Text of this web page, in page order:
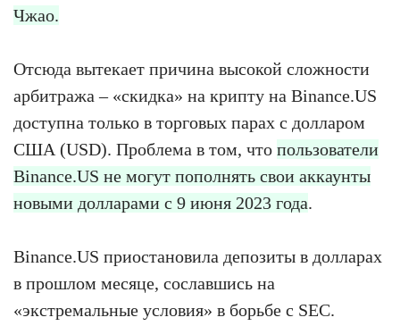
Чжао.
Отсюда вытекает причина высокой сложности
арбитража – «скидка» на крипту на Binance.US
доступна только в торговых парах с долларом
США (USD). Проблема в том, что пользователи
Binance.US не могут пополнять свои аккаунты
новыми долларами с 9 июня 2023 года.
Binance.US приостановила депозиты в долларах
в прошлом месяце, сославшись на
«экстремальные условия» в борьбе с SEC.